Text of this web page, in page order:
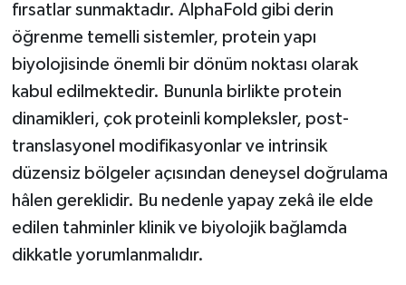
fırsatlar sunmaktadır. AlphaFold gibi derin
öğrenme temelli sistemler, protein yapı
biyolojisinde önemli bir dönüm noktası olarak
kabul edilmektedir. Bununla birlikte protein
dinamikleri, çok proteinli kompleksler, post-
translasyonel modifikasyonlar ve intrinsik
düzensiz bölgeler açısından deneysel doğrulama
hâlen gereklidir. Bu nedenle yapay zekâ ile elde
edilen tahminler klinik ve biyolojik bağlamda
dikkatle yorumlanmalıdır.